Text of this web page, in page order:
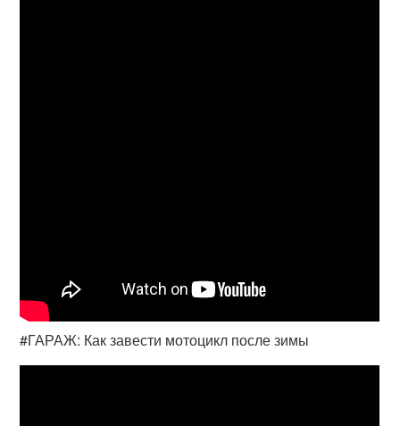
#ГАРАЖ: Как завести мотоцикл после зимы